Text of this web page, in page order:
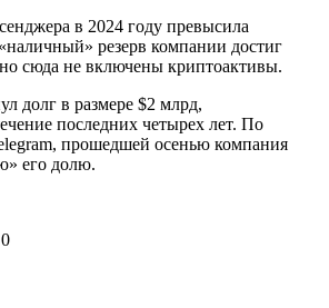
в 2024 году превысила
резерв компании достиг
сюда не включены криптоактивы.
долг в размере $2 млрд,
последних четырех лет. По
прошедшей осенью компания
его долю.